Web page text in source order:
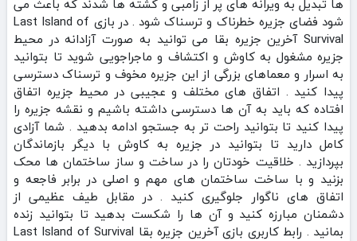
شود فضای جزیره خطرناک و ترسناک شود . در بازی Last Island of
Survival آخرین جزیره بقا می توانید به صورت آزادانه در محیط
جزیره مشغول به کاوش و اکتشاف و ماجراجویی شوید تا بتوانید
به اسرار و معماهای بزرگی از این جزیره مخوف و ترسناک دسترسی
پیدا کنید . اتفاق های مختلف و عجیبی در محیط جزیره اتفاق
افتاده که باید به آن ها دسترسی داشته باشیم و نقشه جزیره را
پیدا کنید تا بتوانید راحت تر به جستجو ادامه بدهید . شما آزادی
کامل دارید تا بتوانید در جزیره به کاوش با دیگر بازماندگان
بپردازید . خلاقیت خودتان را در ساخت و ساز ساختمان ها محک
بزنید و با ساخت ساختمان های مهم و اصلی در برابر فاجعه و
اتفاق های ناگوار جلوگیری کنید . در مقابل طیف عظیمی از
دشمنان مبارزه کنید و آن ها را شکست بدهید تا بتوانید زنده
بمانید . رابط کاربری بازی آخرین جزیره بقا Last Island of Survival